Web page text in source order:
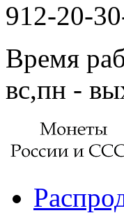
912-20-
Время
вс,пн -